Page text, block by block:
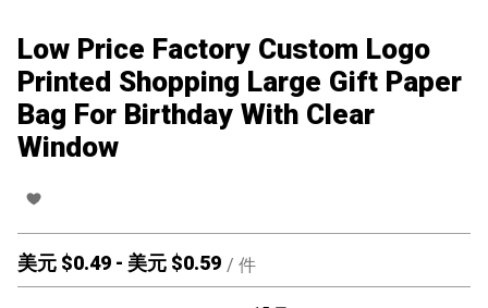
Low Price Factory Custom Logo
Printed Shopping Large Gift Paper
Bag For Birthday With Clear
Window
美元 $0.49 - 美元 $0.59 / 件